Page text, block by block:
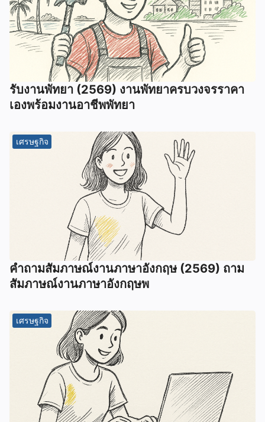
รับงานพัทยา (2569) ️งานพัทยาครบวงจรราคา
เองพร้อมงานอาชีพพัทยา
เศรษฐกิจ
คําถามสัมภาษณ์งานภาษาอังกฤษ (2569) ถาม
สัมภาษณ์งานภาษาอังกฤษพ
เศรษฐกิจ